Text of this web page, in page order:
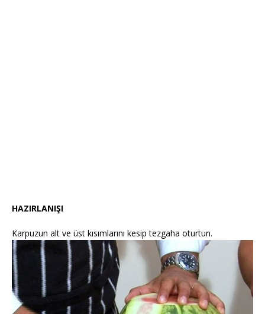
HAZIRLANIŞI
Karpuzun alt ve üst kısımlarını kesip tezgaha oturtun.